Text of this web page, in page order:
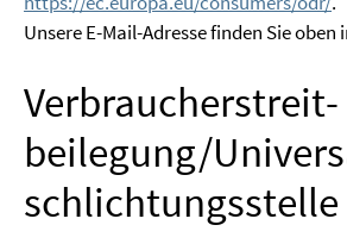
Unse­re E-Mail-Adres­se fin­den Sie oben
Verbraucher­streit­
beilegung/
schlichtungs­stelle